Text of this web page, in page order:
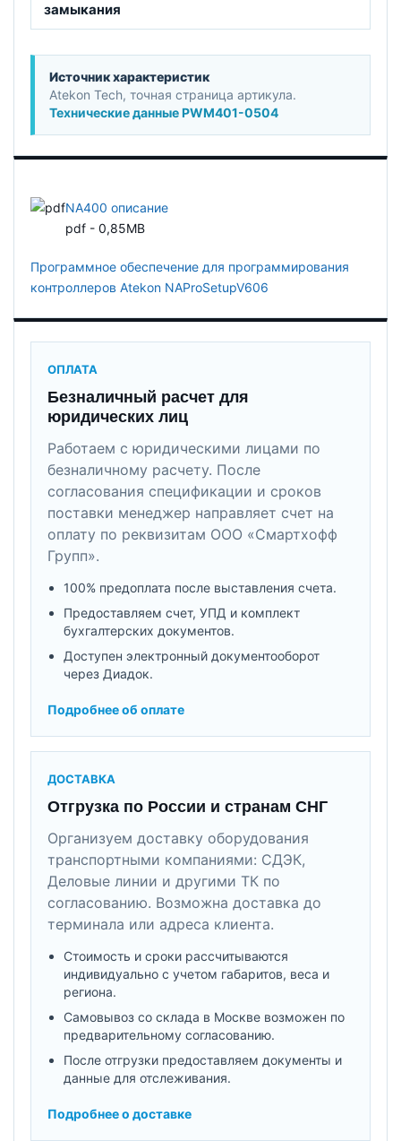
замыкания
Источник характеристик
Atekon Tech, точная страница артикула.
Технические данные PWM401-0504
NA400 описание
pdf - 0,85MB
Программное обеспечение для программирования
контроллеров Atekon NAProSetupV606
ОПЛАТА
Безналичный расчет для
юридических лиц
Работаем с юридическими лицами по
безналичному расчету. После
согласования спецификации и сроков
поставки менеджер направляет счет на
оплату по реквизитам ООО «Смартхофф
Групп».
100% предоплата после выставления счета.
Предоставляем счет, УПД и комплект
бухгалтерских документов.
Доступен электронный документооборот
через Диадок.
Подробнее об оплате
ДОСТАВКА
Отгрузка по России и странам СНГ
Организуем доставку оборудования
транспортными компаниями: СДЭК,
Деловые линии и другими ТК по
согласованию. Возможна доставка до
терминала или адреса клиента.
Стоимость и сроки рассчитываются
индивидуально с учетом габаритов, веса и
региона.
Самовывоз со склада в Москве возможен по
предварительному согласованию.
После отгрузки предоставляем документы и
данные для отслеживания.
Подробнее о доставке